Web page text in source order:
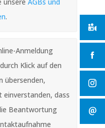
.
Anmeldung
Klick auf den
übersenden,
einverstanden, dass
Beantwortung